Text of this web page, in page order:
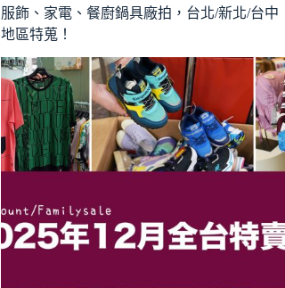
服飾、家電、餐廚鍋具廠拍，台北/新北/台中
地區特蒐！